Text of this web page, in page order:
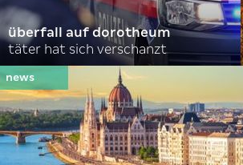
überfall auf dorotheum
täter hat sich verschanzt